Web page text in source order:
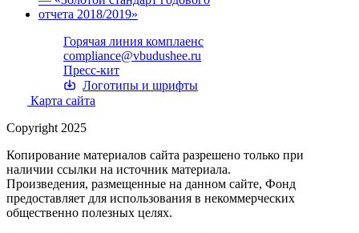
Горячая линия комплаенс
compliance@vbudushee.ru
Пресс-кит
Логотипы и шрифты
Карта сайта
Copyright 2025
Копирование материалов сайта разрешено только при
наличии ссылки на источник материала.
Произведения, размещенные на данном сайте, Фонд
предоставляет для использования в некоммерческих
общественно полезных целях.